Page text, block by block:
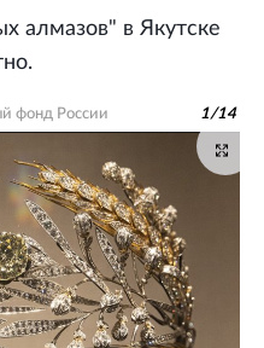
алмазов" в Якутске
фонд России 1/14